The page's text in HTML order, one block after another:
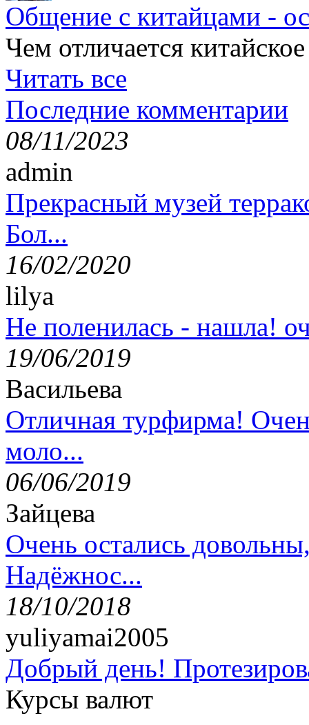
Общение с китайцами -
Чем отличается
Читать все
Последние комментарии
08/11/2023
admin
Прекрасный музей
Бол...
16/02/2020
lilya
Не поленилась - нашла!
19/06/2019
Васильева
Отличная турфирма!
моло...
06/06/2019
Зайцева
Очень остались
Надёжнос...
18/10/2018
yuliyamai2005
Добрый день!
Курсы валют